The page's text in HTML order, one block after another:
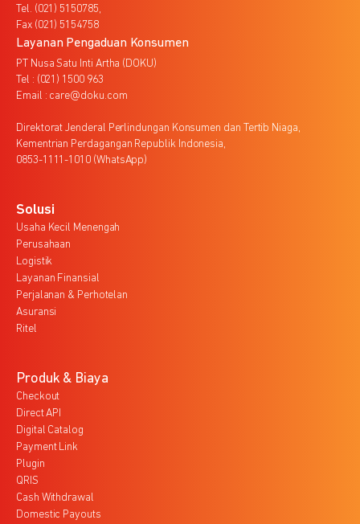
Tel. (021) 5150785,
Fax (021) 5154758
Layanan Pengaduan Konsumen
PT Nusa Satu Inti Artha (DOKU)
Tel : (021) 1500 963
Email : care@doku.com
Direktorat Jenderal Perlindungan Konsumen dan Tertib Niaga,
Kementrian Perdagangan Republik Indonesia,
0853-1111-1010 (WhatsApp)
Solusi
Usaha Kecil Menengah
Perusahaan
Logistik
Layanan Finansial
Perjalanan & Perhotelan
Asuransi
Ritel
Produk & Biaya
Checkout
Direct API
Digital Catalog
Payment Link
Plugin
QRIS
Cash Withdrawal
Domestic Payouts